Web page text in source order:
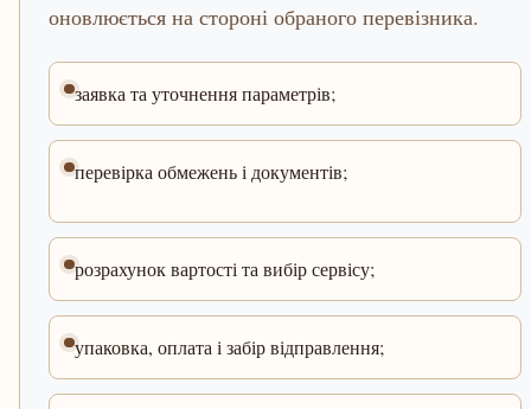
оновлюється на стороні обраного перевізника.
заявка та уточнення параметрів;
перевірка обмежень і документів;
розрахунок вартості та вибір сервісу;
упаковка, оплата і забір відправлення;